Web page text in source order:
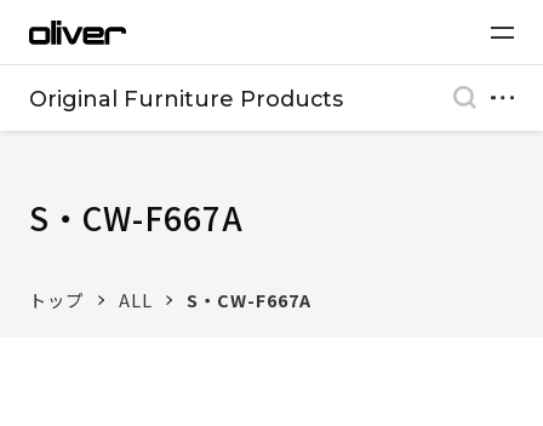
Original Furniture Products
S・CW-F667A
トップ ALL S・CW-F667A